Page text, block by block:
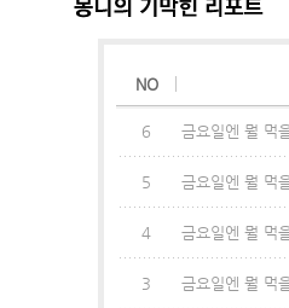
NO
6 금요일엔 뭘 먹
5 금요일엔 뭘 먹
4 금요일엔 뭘 먹
3 금요일엔 뭘 먹